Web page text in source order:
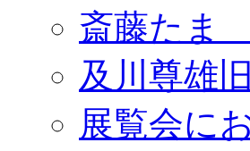
斎藤たま
及川尊雄
展覧会に